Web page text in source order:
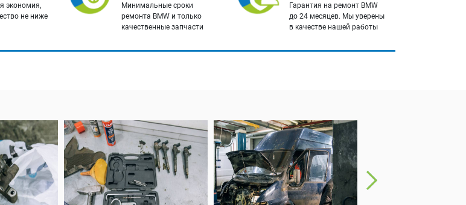
экономия,
не ниже
Минимальные сроки
ремонта BMW и только
качественные запчасти
Гарантия на ремонт BMW
до 24 месяцев. Мы уверены
в качестве нашей работы